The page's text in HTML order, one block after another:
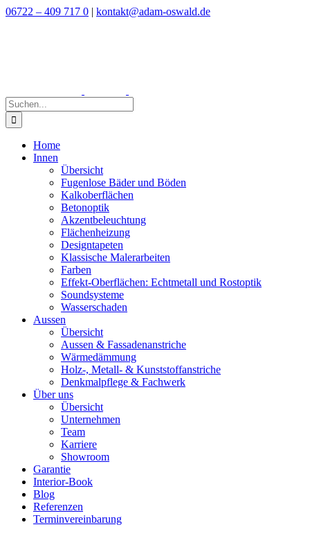
Zum
06722 – 409 717 0 | kontakt@adam-oswald.de
Suche
nach:
Home
Innen
Übersicht
Fugenlose Bäder und Böden
Kalkoberflächen
Betonoptik
Akzentbeleuchtung
Flächenheizung
Designtapeten
Klassische Malerarbeiten
Farben
Effekt-Oberflächen: Echtmetall und Rostoptik
Soundsysteme
Wasserschaden
Aussen
Übersicht
Aussen & Fassadenanstriche
Wärmedämmung
Holz-, Metall- & Kunststoffanstriche
Denkmalpflege & Fachwerk
Über uns
Übersicht
Unternehmen
Team
Karriere
Showroom
Garantie
Interior-Book
Blog
Referenzen
Terminvereinbarung